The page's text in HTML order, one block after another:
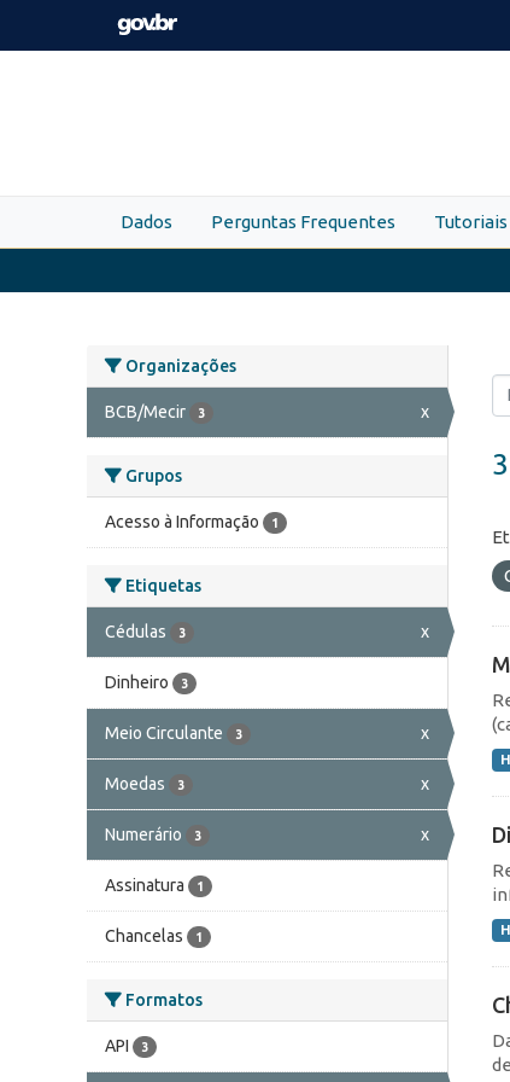
Skip to main content
Dados Perguntas Frequentes Tutoriais
Organizações
BCB/Mecir 3 x
Grupos
Acesso à Informação 1
Etiquetas
Cédulas 3 x
Dinheiro 3
Meio Circulante 3 x
Moedas 3 x
Numerário 3 x
Assinatura 1
Chancelas 1
Formatos
API 3